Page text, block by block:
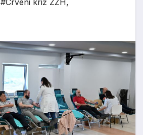
#Crveni križ ŽZH,